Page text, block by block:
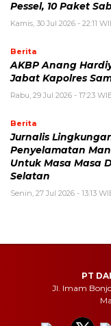
Pessel, 10 Paket
Kamis, 30 Jul 2026 - 22:11
Berita
AKBP Anang
Jabat Kapolres
Rabu, 29 Jul 2026 - 17:23
Berita
Jurnalis
Penyelamatan
Untuk Masa Masa
Selatan
Senin, 27 Jul 2026 - 13:13
PT
Jl. Imam